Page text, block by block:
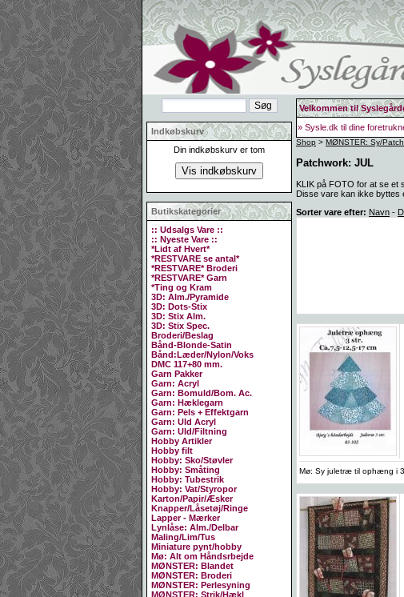
Indkøbskurv
Din indkøbskurv er tom
Butikskategorier
:: Udsalgs Vare ::
:: Nyeste Vare ::
*Lidt af Hvert*
*RESTVARE se antal*
*RESTVARE* Broderi
*RESTVARE* Garn
*Ting og Kram
3D: Alm./Pyramide
3D: Dots-Stix
3D: Stix Alm.
3D: Stix Spec.
Broderi/Beslag
Bånd-Blonde-Satin
Bånd:Læder/Nylon/Voks
DMC 117+80 mm.
Garn Pakker
Garn: Acryl
Garn: Bomuld/Bom. Ac.
Garn: Hæklegarn
Garn: Pels + Effektgarn
Garn: Uld Acryl
Garn: Uld/Filtning
Hobby Artikler
Hobby filt
Hobby: Sko/Støvler
Hobby: Småting
Hobby: Tubestrik
Hobby: Vat/Styropor
Karton/Papir/Æsker
Knapper/Låsetøj/Ringe
Lapper - Mærker
Lynlåse: Alm./Delbar
Maling/Lim/Tus
Miniature pynt/hobby
Mø: Alt om Håndsrbejde
MØNSTER: Blandet
MØNSTER: Broderi
MØNSTER: Perlesyning
MØNSTER: Strik/Hækl
Velkommen til
» Sysle.dk til dine
Shop > MØNSTER: Sy/Patch.
Patchwork: JUL
KLIK på FOTO for at se et
Disse vare kan ikke byttes
Sorter vare efter: Navn -
Mø: Sy juletræ til ophæng i